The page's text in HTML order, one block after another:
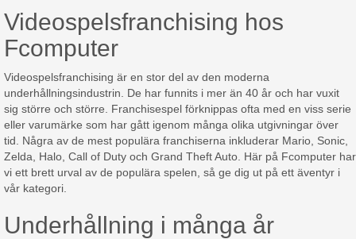
Videospelsfranchising hos
Fcomputer
Videospelsfranchising är en stor del av den moderna
underhållningsindustrin. De har funnits i mer än 40 år och har vuxit
sig större och större. Franchisespel förknippas ofta med en viss serie
eller varumärke som har gått igenom många olika utgivningar över
tid. Några av de mest populära franchiserna inkluderar Mario, Sonic,
Zelda, Halo, Call of Duty och Grand Theft Auto. Här på Fcomputer har
vi ett brett urval av de populära spelen, så ge dig ut på ett äventyr i
vår kategori.
Underhållning i många år